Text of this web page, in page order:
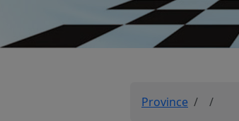
Province